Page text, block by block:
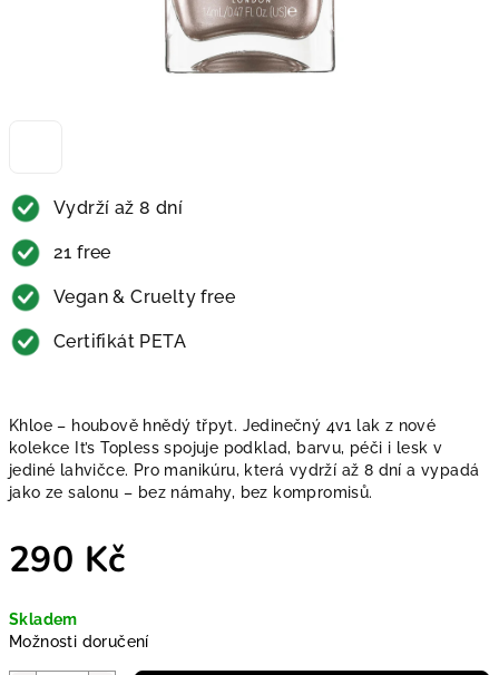
Vydrží až 8 dní
21 free
Vegan & Cruelty free
Certifikát PETA
Khloe – houbově hnědý třpyt. Jedinečný 4v1 lak z nové
kolekce It’s Topless spojuje podklad, barvu, péči i lesk v
jediné lahvičce. Pro manikúru, která vydrží až 8 dní a vypadá
jako ze salonu – bez námahy, bez kompromisů.
290 Kč
Skladem
Možnosti doručení